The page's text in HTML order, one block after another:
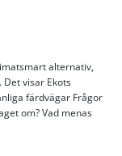
alternativ,
Det visar Ekots
färdvägar Frågor
om? Vad menas